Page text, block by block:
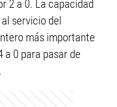
2 a 0. La capacidad
servicio del
más importante
0 para pasar de